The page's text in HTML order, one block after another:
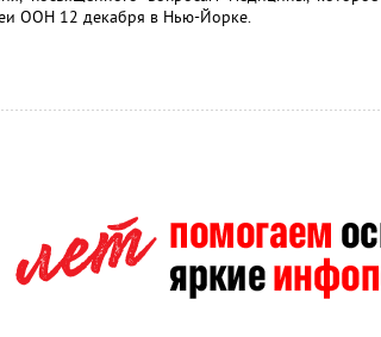
ООН 12 декабря в Нью-Йорке.